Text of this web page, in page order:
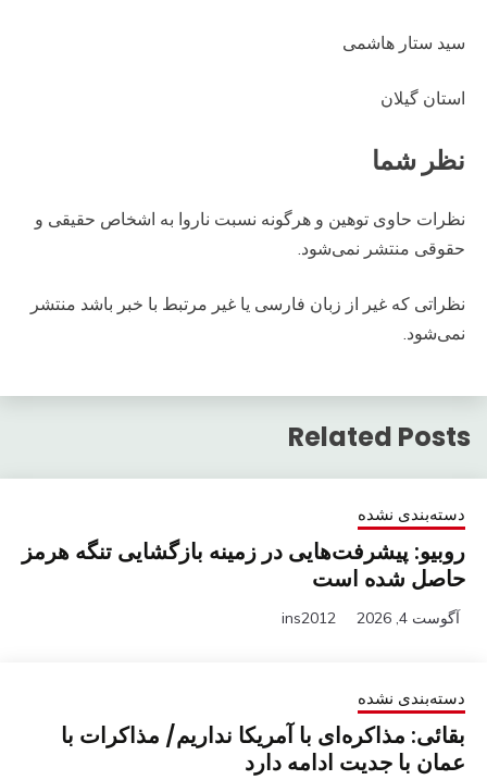
سید ستار هاشمی
استان گیلان
نظر شما
نظرات حاوی توهین و هرگونه نسبت ناروا به اشخاص حقیقی و
حقوقی منتشر نمی‌شود.
نظراتی که غیر از زبان فارسی یا غیر مرتبط با خبر باشد منتشر
نمی‌شود.
Related Posts
دسته‌بندی نشده
روبیو: پیشرفت‌هایی در زمینه بازگشایی تنگه هرمز
حاصل شده است
آگوست 4, 2026 ins2012
دسته‌بندی نشده
بقائی: مذاکره‌ای با آمریکا نداریم/ مذاکرات با
عمان با جدیت ادامه دارد